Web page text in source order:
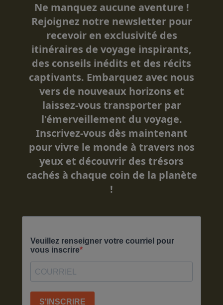
Ne manquez aucune aventure !
Rejoignez notre newsletter pour
recevoir en exclusivité des
itinéraires de voyage inspirants,
des conseils inédits et des récits
captivants. Embarquez avec nous
vers de nouveaux horizons et
laissez-vous transporter par
l'émerveillement du voyage.
Inscrivez-vous dès maintenant
pour vivre le monde à travers nos
yeux et découvrir des trésors
cachés à chaque coin de la planète
!